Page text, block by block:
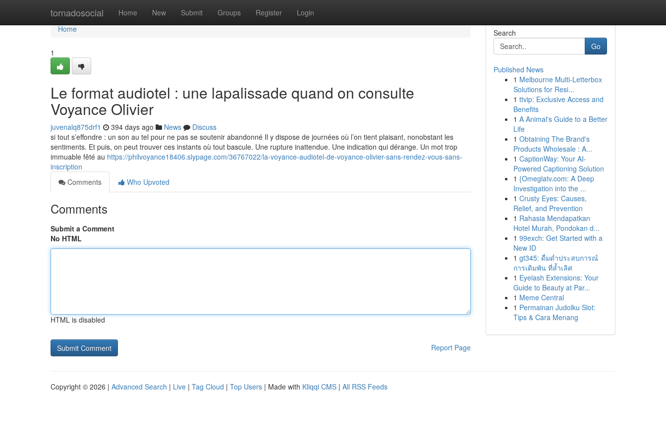
tornadosocial Home New Submit Groups Register Login
Home
Home
1
Le format audiotel : une lapalissade quand on consulte
Voyance Olivier
juvenalq875drf1 394 days ago News
Discuss
si tout s’effondre : un son au tel pour ne pas se soutenir abandonné Il y dispose de journées où l’on tient plaisant, nonobstant les
sentiments. Et puis, on peut trouver ces instants où tout bascule. Une rupture inattendue. Une indication qui dérange. Un mot trop
immuable fêté au https://philvoyance18406.slypage.com/36767022/la-voyance-audiotel-de-voyance-olivier-sans-rendez-vous-sans-
inscription
Comments
Who Upvoted
Comments
Submit a Comment
No HTML
HTML is disabled
Report Page
Search
Go
Published News
1 Melbourne Multi-Letterbox
Solutions for Resi...
1 ttvip: Exclusive Access and
Benefits
1 A Animal's Guide to a Better
Life
1 Obtaining The Brand's
Products Wholesale : A...
1 CaptionWay: Your AI-
Powered Captioning Solution
1 {Omeglatv.com: A Deep
Investigation into the ...
1 Crusty Eyes: Causes,
Relief, and Prevention
1 Rahasia Mendapatkan
Hotel Murah, Pondokan d...
1 99exch: Get Started with a
New ID
1 gt345: ดื่มด่ำประสบการณ์
การเดิมพัน ที่ล้ำเลิศ
1 Eyelash Extensions: Your
Guide to Beauty at Par...
1 Meme Central
1 Permainan Judolku Slot:
Tips & Cara Menang
Copyright © 2026 | Advanced Search | Live | Tag Cloud | Top Users | Made with Kliqqi CMS | All RSS Feeds